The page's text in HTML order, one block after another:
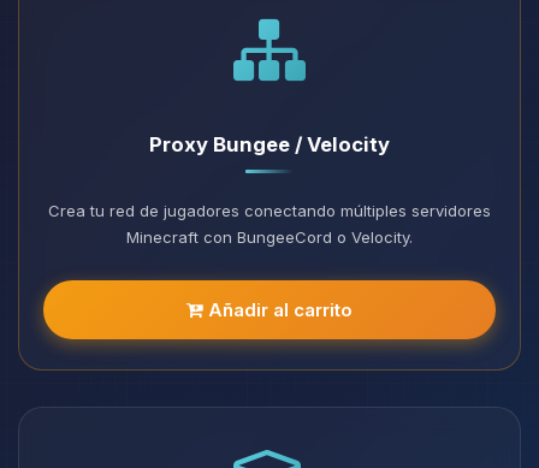
Proxy Bungee / Velocity
Crea tu red de jugadores conectando múltiples servidores
Minecraft con BungeeCord o Velocity.
Añadir al carrito